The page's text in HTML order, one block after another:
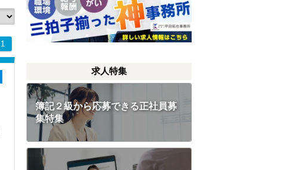
1
求人特集
簿記２級から応募できる正社員募
集特集